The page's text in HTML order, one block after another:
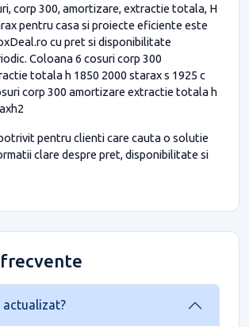
corp 300, amortizare, extractie totala, H
pentru casa si proiecte eficiente este
cu pret si disponibilitate
Coloana 6 cosuri corp 300
totala h 1850 2000 starax s 1925 c
corp 300 amortizare extractie totala h
pentru clienti care cauta o solutie
clare despre pret, disponibilitate si
actualizat?